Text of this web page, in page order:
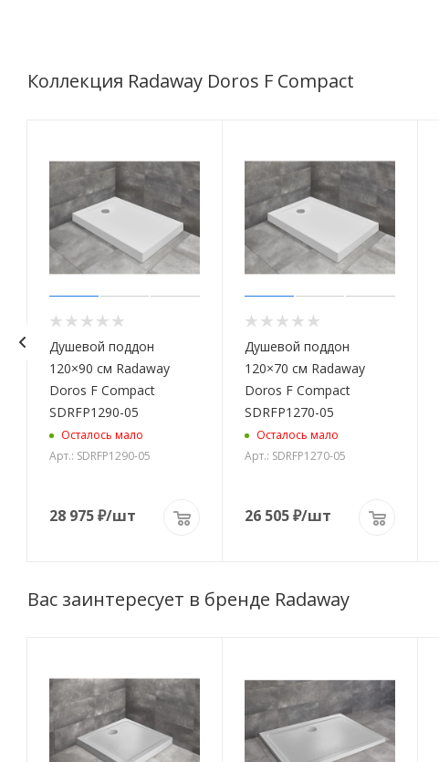
Коллекция Radaway Doros F Compact
Душевой поддон
120×90 см Radaway
Doros F Compact
SDRFP1290-05
Осталось мало
Арт.: SDRFP1290-05
28 975₽/шт
Душевой поддон
120×70 см Radaway
Doros F Compact
SDRFP1270-05
Осталось мало
Арт.: SDRFP1270-05
26 505₽/шт
Вас заинтересует в бренде Radaway